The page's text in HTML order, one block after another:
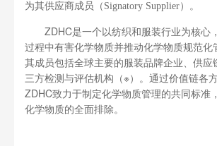
为其供应商成员（Signatory Supplier）。
ZDHC是一个以纺织和服装行业为核心
过程中有害化学物质并推动化学物质规范化
其成员包括全球主要的服装品牌企业、供应
三方检测与评估机构（※）。通过价值链各
ZDHC致力于制定化学物质管理的共同标准
化学物质的全面排除。